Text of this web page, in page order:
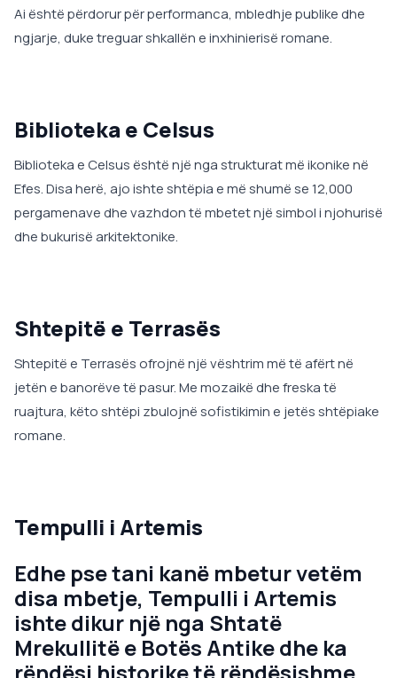
Ai është përdorur për performanca, mbledhje publike dhe
ngjarje, duke treguar shkallën e inxhinierisë romane.
Biblioteka e Celsus
Biblioteka e Celsus është një nga strukturat më ikonike në
Efes. Disa herë, ajo ishte shtëpia e më shumë se 12,000
pergamenave dhe vazhdon të mbetet një simbol i njohurisë
dhe bukurisë arkitektonike.
Shtepitë e Terrasës
Shtepitë e Terrasës ofrojnë një vështrim më të afërt në
jetën e banorëve të pasur. Me mozaikë dhe freska të
ruajtura, këto shtëpi zbulojnë sofistikimin e jetës shtëpiake
romane.
Tempulli i Artemis
Edhe pse tani kanë mbetur vetëm
disa mbetje, Tempulli i Artemis
ishte dikur një nga Shtatë
Mrekullitë e Botës Antike dhe ka